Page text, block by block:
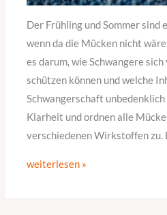
Der Frühling und Sommer sind
wenn da die Mücken nicht
es darum, wie Schwangere
schützen können und welche
Schwangerschaft
Klarheit und ordnen alle
verschiedenen Wirkstoffen
weiterlesen »